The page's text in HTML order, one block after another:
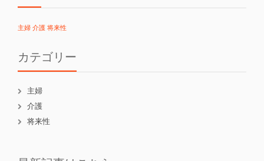
主婦 介護 将来性
カテゴリー
主婦
介護
将来性